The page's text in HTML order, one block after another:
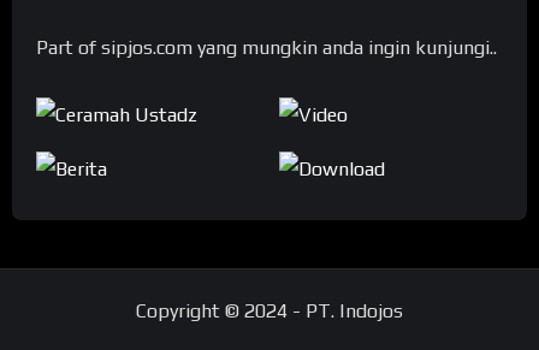
Part of sipjos.com yang mungkin anda ingin kunjungi..
Copyright © 2024 - PT. Indojos